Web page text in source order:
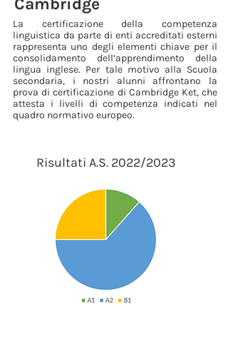
Cambridge
La certificazione della competenza
linguistica da parte di enti accreditati esterni
rappresenta uno degli elementi chiave per il
consolidamento dell’apprendimento della
lingua inglese. Per tale motivo alla Scuola
secondaria, i nostri alunni affrontano la
prova di certificazione di Cambridge Ket, che
attesta i livelli di competenza indicati nel
quadro normativo europeo.
Risultati A.S. 2022/2023